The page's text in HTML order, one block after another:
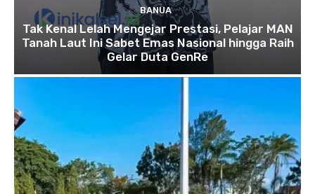
BANUA
Tak Kenal Lelah Mengejar Prestasi, Pelajar MAN
Tanah Laut Ini Sabet Emas Nasional hingga Raih
Gelar Duta GenRe